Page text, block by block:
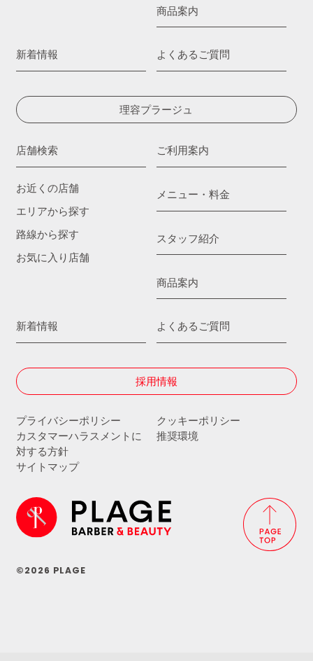
商品案内
新着情報 よくあるご質問
理容プラージュ
店舗検索
お近くの店舗
エリアから探す
路線から探す
お気に入り店舗
ご利用案内
メニュー・料金
スタッフ紹介
商品案内
新着情報 よくあるご質問
採用情報
プライバシーポリシー
クッキーポリシー
カスタマーハラスメントに
対する方針
推奨環境
サイトマップ
©2026 PLAGE